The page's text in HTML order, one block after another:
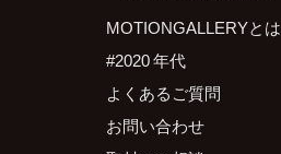
MOTIONGALLERYとは
#2020 年代
よくあるご質問
お問い合わせ